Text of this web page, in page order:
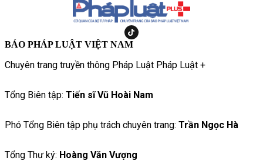
BÁO PHÁP LUẬT VIỆT NAM
Chuyên trang truyền thông Pháp Luật Pháp Luật +
Tổng Biên tập: Tiến sĩ Vũ Hoài Nam
Phó Tổng Biên tập phụ trách chuyên trang: Trần Ngọc Hà
Tổng Thư ký: Hoàng Văn Vượng